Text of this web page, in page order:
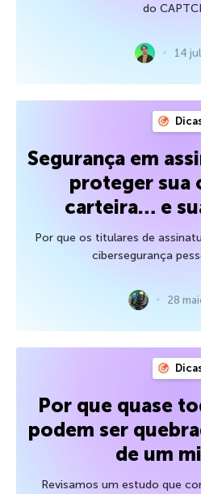
do
14
Segurança em
proteger sua
carteira… e
Por que os titulares de
cibersegurança
28
Por que quase
podem ser
de um
Revisamos um estudo que